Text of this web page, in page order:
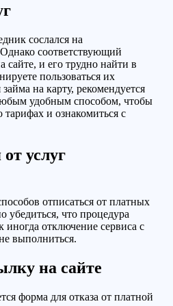
сослался на
соответствующий
сайте, и его трудно найти в
пользоваться их
на карту, рекомендуется
удобным способом, чтобы
и ознакомиться с
услуг
отписаться от платных
убедиться, что процедура
отключение сервиса с
выполниться.
на сайте
форма для отказа от платной